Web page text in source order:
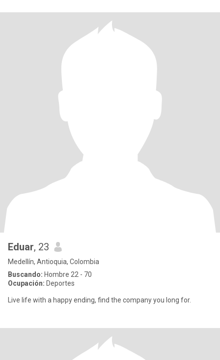
Eduar, 23
Medellín, Antioquia, Colombia
Buscando: Hombre 22 - 70
Ocupación: Deportes
Live life with a happy ending, find the company you long for.